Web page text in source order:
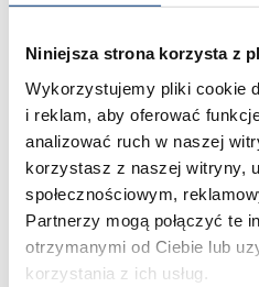
Niniejsza strona korzysta z
Wykorzystujemy pliki cookie
i reklam, aby oferować
analizować ruch w naszej
korzystasz z naszej witryny,
społecznościowym,
Partnerzy mogą połączyć te
otrzymanymi od Ciebie lub
korzystania z ich usług.
kształcenia oraz
przydatnych w pracy
bezpieczeństwa i
uczelni podpisane
ważny element
studiów opartego na
rynku oraz
Dzięki współpracy z
służb i praktykami
lepsze
zawodowych oraz